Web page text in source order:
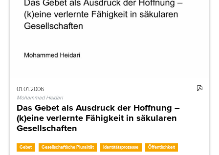
01.01.2006
Mohammad Heidari
Das Gebet als Ausdruck der Hoffnung –
(k)eine verlernte Fähigkeit in säkularen
Gesellschaften
Gebet Gesellschaftliche Pluralität Identitätsprozesse
Öffentlichkeit